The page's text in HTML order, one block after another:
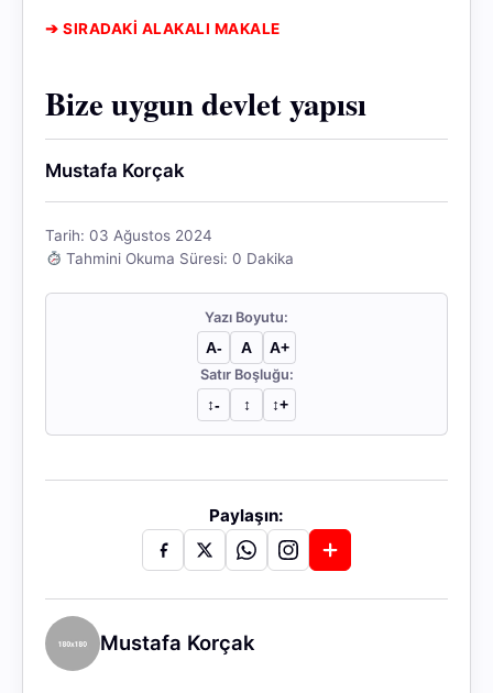
➔ SIRADAKİ ALAKALI MAKALE
Bize uygun devlet yapısı
Mustafa Korçak
Tarih: 03 Ağustos 2024
Tahmini Okuma Süresi: 0 Dakika
Yazı Boyutu:
A- A A+
Satır Boşluğu:
↕︎- ↕︎ ↕︎+
Paylaşın:
Mustafa Korçak